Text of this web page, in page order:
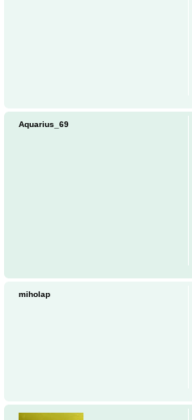
Aquarius_69
miholap